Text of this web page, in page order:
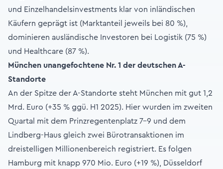
und Einzelhandelsinvestments klar von inländischen
Käufern geprägt ist (Marktanteil jeweils bei 80 %),
dominieren ausländische Investoren bei Logistik (75 %)
und Healthcare (87 %).
München unangefochtene Nr. 1 der deutschen A-
Standorte
An der Spitze der A-Standorte steht München mit gut 1,2
Mrd. Euro (+35 % ggü. H1 2025). Hier wurden im zweiten
Quartal mit dem Prinzregentenplatz 7–9 und dem
Lindberg-Haus gleich zwei Bürotransaktionen im
dreistelligen Millionenbereich registriert. Es folgen
Hamburg mit knapp 970 Mio. Euro (+19 %), Düsseldorf